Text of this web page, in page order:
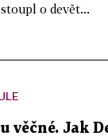
o devět...
věčné. Jak